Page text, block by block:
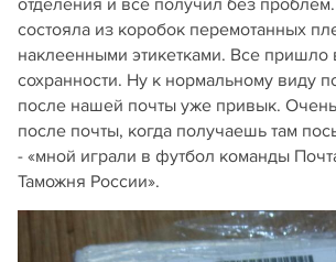
отделения и все получил без
состояла из коробок перемотанных
наклеенными этикетками. Все пришло
сохранности. Ну к нормальному виду
после нашей почты уже привык.
после почты, когда получаешь там
- «мной играли в футбол команды
Таможня России».